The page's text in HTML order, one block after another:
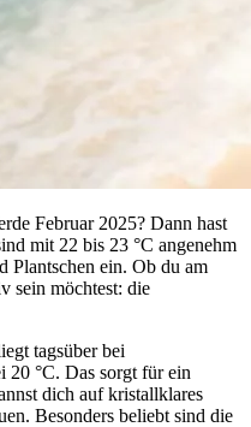
Februar 2025? Dann hast
mit 22 bis 23 °C angenehm
Plantschen ein. Ob du am
sein möchtest: die
tagsüber bei
20 °C. Das sorgt für ein
dich auf kristallklares
Besonders beliebt sind die